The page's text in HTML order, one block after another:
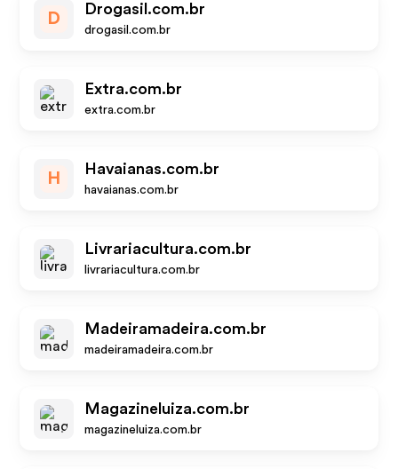
D
Drogasil.com.br
drogasil.com.br
Extra.com.br
extra.com.br
H
Havaianas.com.br
havaianas.com.br
Livrariacultura.com.br
livrariacultura.com.br
Madeiramadeira.com.br
madeiramadeira.com.br
Magazineluiza.com.br
magazineluiza.com.br